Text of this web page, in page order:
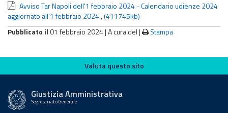
Avviso Tar Napoli dell'1 febbraio 2024 - Calendario udienze 2024
aggiornato all'1 febbraio 2024,(411745kb)
Pubblicato il 01 febbraio 2024 |A cura del| Stampa
Valuta questo sito
Valuta questo sito
Giustizia Amministrativa
Segretariato Generale